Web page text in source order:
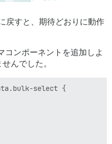
戻すと、期待どおりに動作
コンポーネントを追加しよ
んでした。
select {